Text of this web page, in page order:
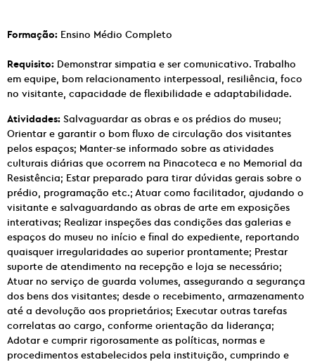
Formação: Ensino Médio Completo
Requisito: Demonstrar simpatia e ser comunicativo. Trabalho
em equipe, bom relacionamento interpessoal, resiliência, foco
no visitante, capacidade de flexibilidade e adaptabilidade.
Atividades: Salvaguardar as obras e os prédios do museu;
Orientar e garantir o bom fluxo de circulação dos visitantes
pelos espaços; Manter-se informado sobre as atividades
culturais diárias que ocorrem na Pinacoteca e no Memorial da
Resistência; Estar preparado para tirar dúvidas gerais sobre o
prédio, programação etc.; Atuar como facilitador, ajudando o
visitante e salvaguardando as obras de arte em exposições
interativas; Realizar inspeções das condições das galerias e
espaços do museu no início e final do expediente, reportando
quaisquer irregularidades ao superior prontamente; Prestar
suporte de atendimento na recepção e loja se necessário;
Atuar no serviço de guarda volumes, assegurando a segurança
dos bens dos visitantes; desde o recebimento, armazenamento
até a devolução aos proprietários; Executar outras tarefas
correlatas ao cargo, conforme orientação da liderança;
Adotar e cumprir rigorosamente as políticas, normas e
procedimentos estabelecidos pela instituição, cumprindo e